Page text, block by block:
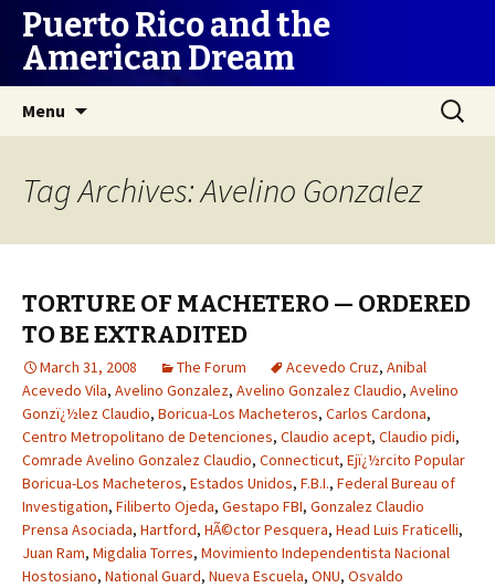
Puerto Rico and the
American Dream
Menu
Search
for:
Tag Archives: Avelino Gonzalez
TORTURE OF MACHETERO — ORDERED
TO BE EXTRADITED
March 31, 2008 The Forum Acevedo Cruz, Anibal
Acevedo Vila, Avelino Gonzalez, Avelino Gonzalez Claudio, Avelino
Gonzï¿½lez Claudio, Boricua-Los Macheteros, Carlos Cardona,
Centro Metropolitano de Detenciones, Claudio acept, Claudio pidi,
Comrade Avelino Gonzalez Claudio, Connecticut, Ejï¿½rcito Popular
Boricua-Los Macheteros, Estados Unidos, F.B.I., Federal Bureau of
Investigation, Filiberto Ojeda, Gestapo FBI, Gonzalez Claudio
Prensa Asociada, Hartford, HÃ©ctor Pesquera, Head Luis Fraticelli,
Juan Ram, Migdalia Torres, Movimiento Independentista Nacional
Hostosiano, National Guard, Nueva Escuela, ONU, Osvaldo